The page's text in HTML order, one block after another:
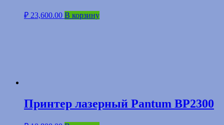
₽ 23,600.00 В корзину
Принтер лазерный Pantum BP2300